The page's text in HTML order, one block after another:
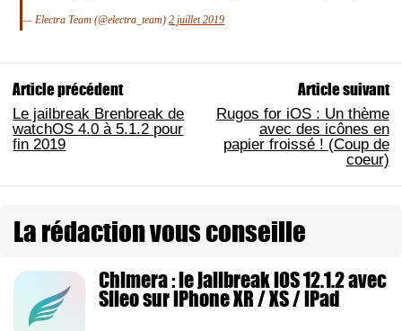
— Electra Team (@electra_team)2 juillet 2019
Article précédent
Le jailbreak Brenbreak de
watchOS 4.0 à 5.1.2 pour
fin 2019
Article suivant
Rugos for iOS : Un thème
avec des icônes en
papier froissé ! (Coup de
coeur)
La rédaction vous conseille
Chimera : le jailbreak iOS 12.1.2 avec
Sileo sur iPhone XR / XS / iPad